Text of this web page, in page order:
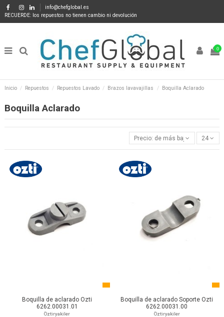
info@chefglobal.es
RECUERDE: los repuestos no tienen cambio ni devolución
0
Inicio Repuestos Repuestos Lavado Brazos lavavajillas Boquilla Aclarado
Boquilla Aclarado
Precio: de más bajo a más alto
24
Boquilla de aclarado Ozti
6262.00031.01
Öztiryakiler
Boquilla de aclarado Soporte Ozti
6262.00031.00
Öztiryakiler